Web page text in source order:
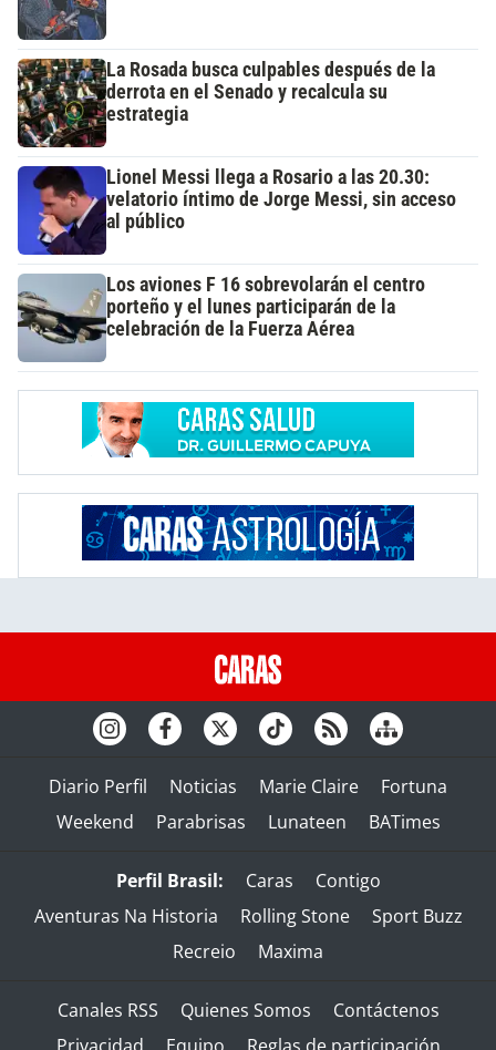
La Rosada busca culpables después de la
derrota en el Senado y recalcula su
estrategia
Lionel Messi llega a Rosario a las 20.30:
velatorio íntimo de Jorge Messi, sin acceso
al público
Los aviones F 16 sobrevolarán el centro
porteño y el lunes participarán de la
celebración de la Fuerza Aérea
Diario Perfil Noticias Marie Claire
Fortuna
Weekend
Parabrisas Lunateen BATimes
Perfil Brasil: Caras
Contigo
Aventuras Na Historia
Rolling Stone
Sport Buzz
Recreio
Maxima
Canales RSS Quienes Somos
Contáctenos